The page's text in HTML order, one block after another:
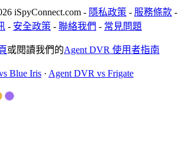
iSpyConnect.com - 隱私政策 - 服務條款 -
- 安全政策 - 聯絡我們 - 常見問題
或閱讀我們的Agent DVR 使用者指南
Blue Iris · Agent DVR vs Frigate